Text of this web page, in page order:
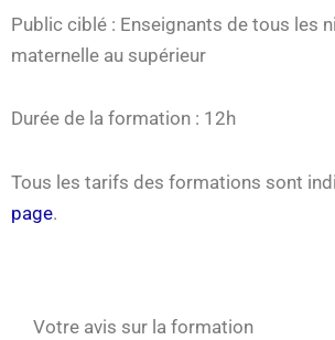
Public ciblé : Enseignants de tous les
maternelle au supérieur
Durée de la formation : 12h
Tous les tarifs des formations sont
page.
Votre avis sur la formation